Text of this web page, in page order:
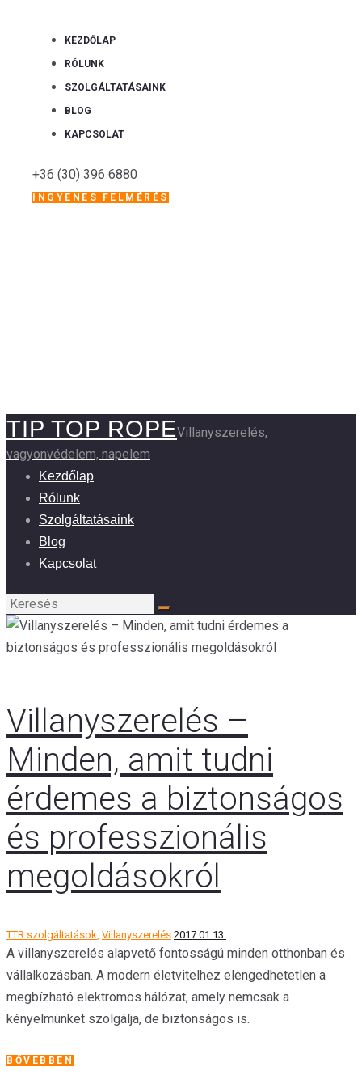
KEZDŐLAP
RÓLUNK
SZOLGÁLTATÁSAINK
BLOG
KAPCSOLAT
+36 (30) 396 6880
INGYENES FELMÉRÉS
TIP TOP ROPEVillanyszerelés,
vagyonvédelem, napelem
Kezdőlap
Rólunk
Szolgáltatásaink
Blog
Kapcsolat
Villanyszerelés –
Minden, amit tudni
érdemes a biztonságos
és professzionális
megoldásokról
TTR szolgáltatások, Villanyszerelés 2017.01.13.
A villanyszerelés alapvető fontosságú minden otthonban és
vállalkozásban. A modern életvitelhez elengedhetetlen a
megbízható elektromos hálózat, amely nemcsak a
kényelmünket szolgálja, de biztonságos is.
BŐVEBBEN